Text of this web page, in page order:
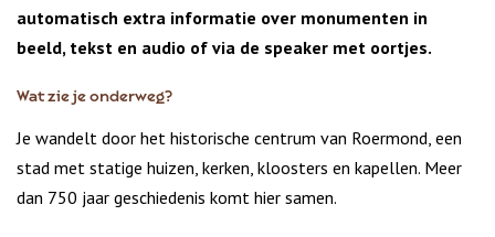
automatisch extra informatie over monumenten in
beeld, tekst en audio of via de speaker met oortjes.
Wat zie je onderweg?
Je wandelt door het historische centrum van Roermond, een
stad met statige huizen, kerken, kloosters en kapellen. Meer
dan 750 jaar geschiedenis komt hier samen.